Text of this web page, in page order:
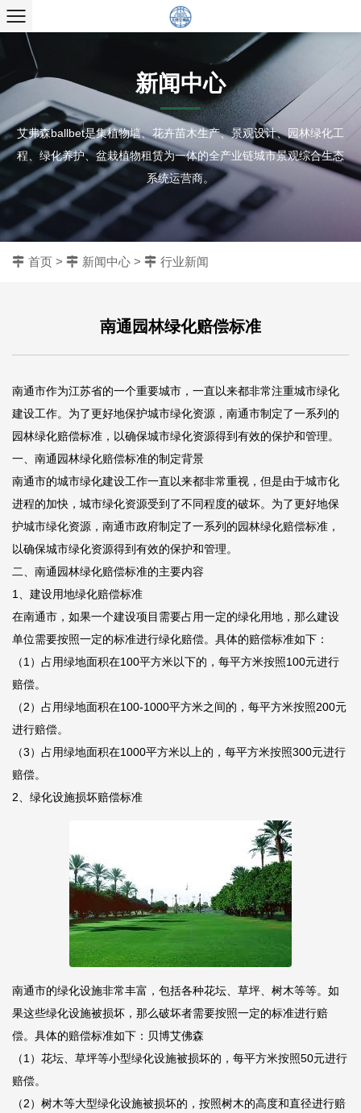
新闻中心
艾弗森ballbet是集植物墙、花卉苗木生产、景观设计、园林绿化工
程、绿化养护、盆栽植物租赁为一体的全产业链城市景观综合生态
系统运营商。
首页 > 新闻中心 > 行业新闻
南通园林绿化赔偿标准
南通市作为江苏省的一个重要城市，一直以来都非常注重城市绿化
建设工作。为了更好地保护城市绿化资源，南通市制定了一系列的
园林绿化赔偿标准，以确保城市绿化资源得到有效的保护和管理。
一、南通园林绿化赔偿标准的制定背景
南通市的城市绿化建设工作一直以来都非常重视，但是由于城市化
进程的加快，城市绿化资源受到了不同程度的破坏。为了更好地保
护城市绿化资源，南通市政府制定了一系列的园林绿化赔偿标准，
以确保城市绿化资源得到有效的保护和管理。
二、南通园林绿化赔偿标准的主要内容
1、建设用地绿化赔偿标准
在南通市，如果一个建设项目需要占用一定的绿化用地，那么建设
单位需要按照一定的标准进行绿化赔偿。具体的赔偿标准如下：
（1）占用绿地面积在100平方米以下的，每平方米按照100元进行
赔偿。
（2）占用绿地面积在100-1000平方米之间的，每平方米按照200元
进行赔偿。
（3）占用绿地面积在1000平方米以上的，每平方米按照300元进行
赔偿。
2、绿化设施损坏赔偿标准
南通市的绿化设施非常丰富，包括各种花坛、草坪、树木等等。如
果这些绿化设施被损坏，那么破坏者需要按照一定的标准进行赔
偿。具体的赔偿标准如下： 贝博艾佛森
（1）花坛、草坪等小型绿化设施被损坏的，每平方米按照50元进行
赔偿。
（2）树木等大型绿化设施被损坏的，按照树木的高度和直径进行赔